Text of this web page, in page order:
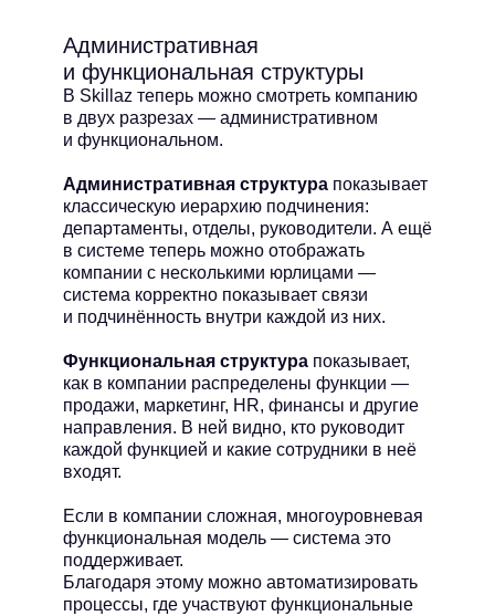
Административная
и функциональная структуры
В Skillaz теперь можно смотреть компанию
в двух разрезах — административном
и функциональном.
Административная структура показывает
классическую иерархию подчинения:
департаменты, отделы, руководители. А ещё
в системе теперь можно отображать
компании с несколькими юрлицами —
система корректно показывает связи
и подчинённость внутри каждой из них.
Функциональная структура показывает,
как в компании распределены функции —
продажи, маркетинг, HR, финансы и другие
направления. В ней видно, кто руководит
каждой функцией и какие сотрудники в неё
входят.
Если в компании сложная, многоуровневая
функциональная модель — система это
поддерживает.
Благодаря этому можно автоматизировать
процессы, где участвуют функциональные